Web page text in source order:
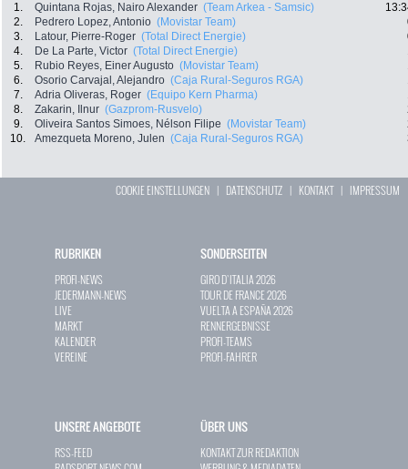
1. Quintana Rojas, Nairo Alexander (Team Arkea - Samsic)
2.
Pedrero Lopez, Antonio (Movistar Team)
3.
Latour, Pierre-Roger (Total Direct Energie)
4.
De La Parte, Victor (Total Direct Energie)
5.
Rubio Reyes, Einer Augusto (Movistar Team)
6.
Osorio Carvajal, Alejandro (Caja Rural-Seguros RGA)
7.
Adria Oliveras, Roger (Equipo Kern Pharma)
8.
Zakarin, Ilnur (Gazprom-Rusvelo)
9.
Oliveira Santos Simoes, Nélson Filipe (Movistar Team)
10.
Amezqueta Moreno, Julen (Caja Rural-Seguros RGA)
COOKIE EINSTELLUNGEN | DATENSCHUTZ | KONTAKT| IMPRESSUM
RUBRIKEN
PROFI-NEWS
JEDERMANN-NEWS
LIVE
MARKT
KALENDER
VEREINE
SONDERSEITEN
GIRO D`ITALIA 2026
TOUR DE FRANCE 2026
VUELTA A ESPAÑA 2026
RENNERGEBNISSE
PROFI-TEAMS
PROFI-FAHRER
UNSERE ANGEBOTE
RSS-FEED
ÜBER UNS
KONTAKT ZUR REDAKTION